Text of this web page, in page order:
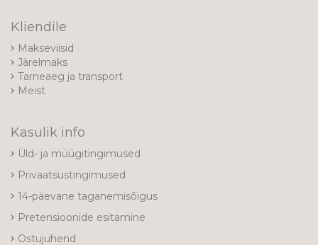
Kliendile
Makseviisid
Järelmaks
Tarneaeg ja transport
Meist
Kasulik info
Üld- ja müügitingimused
Privaatsustingimused
14-päevane taganemisõigus
Pretensioonide esitamine
Ostujuhend